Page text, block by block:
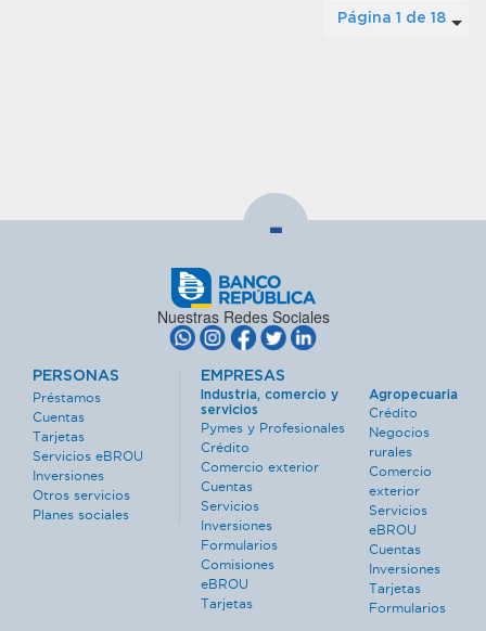
Página 1 de 18
-
Nuestras Redes Sociales
PERSONAS
Préstamos
Cuentas
Tarjetas
Servicios eBROU
Inversiones
Otros servicios
Planes sociales
EMPRESAS
Industria, comercio y
servicios
Pymes y Profesionales
Crédito
Comercio exterior
Cuentas
Servicios
Inversiones
Formularios
Comisiones
eBROU
Tarjetas
Agropecuaria
Crédito
Negocios
rurales
Comercio
exterior
Servicios
eBROU
Cuentas
Inversiones
Tarjetas
Formularios